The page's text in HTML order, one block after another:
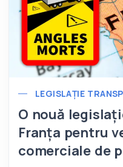
LEGISLAȚIE
O nouă
Franța pentru
comerciale de